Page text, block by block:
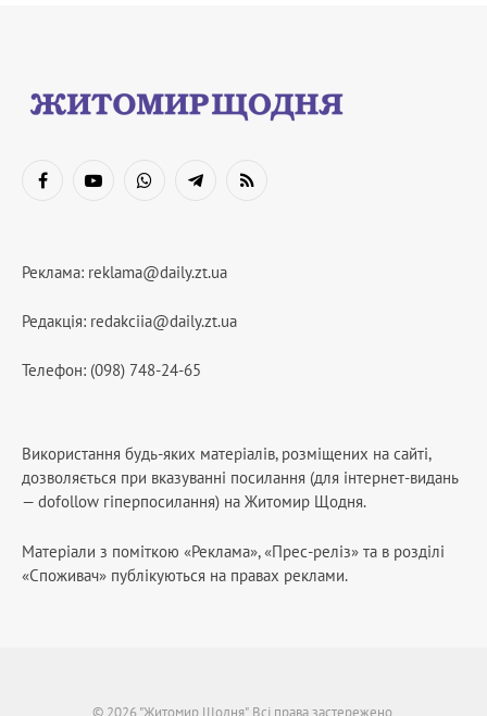
FacebookYouTubeWhatsAppTelegramRSS
Реклама: reklama@daily.zt.ua
Редакція: redakciia@daily.zt.ua
Телефон: (098) 748-24-65
Використання будь-яких матеріалів, розміщених на сайті,
дозволяється при вказуванні посилання (для інтернет-видань
— dofollow гіперпосилання) на Житомир Щодня.
Матеріали з поміткою «Реклама», «Прес-реліз» та в розділі
«Споживач» публікуються на правах реклами.
© 2026 "Житомир Щодня". Всі права застережено.